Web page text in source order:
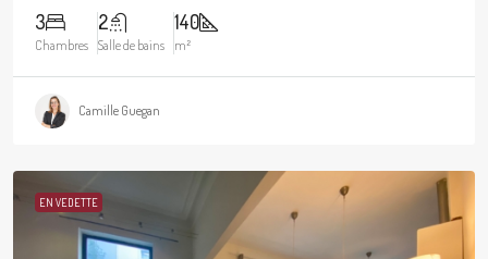
3
Chambres
2
Salle de bains
140
m²
Camille Guegan
EN VEDETTE